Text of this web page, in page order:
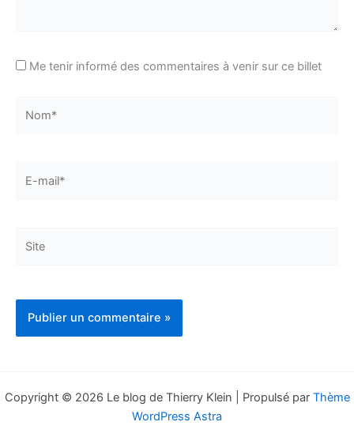
Me tenir informé des commentaires à venir sur ce billet
mail*
Copyright © 2026 Le blog de Thierry Klein | Propulsé par Thème
WordPress Astra